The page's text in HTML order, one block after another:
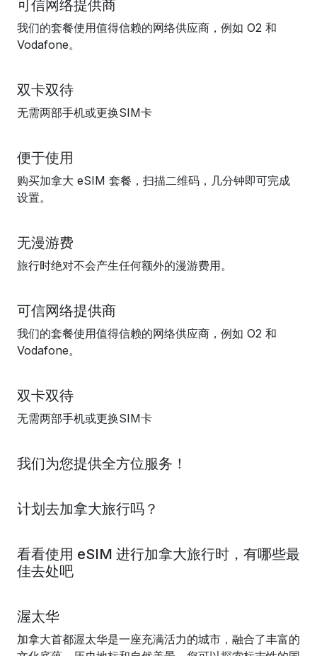
可信网络提供商
我们的套餐使用值得信赖的网络供应商，例如 O2 和
Vodafone。
双卡双待
无需两部手机或更换SIM卡
便于使用
购买加拿大 eSIM 套餐，扫描二维码，几分钟即可完成
设置。
无漫游费
旅行时绝对不会产生任何额外的漫游费用。
可信网络提供商
我们的套餐使用值得信赖的网络供应商，例如 O2 和
Vodafone。
双卡双待
无需两部手机或更换SIM卡
我们为您提供全方位服务！
计划去加拿大旅行吗？
看看使用 eSIM 进行加拿大旅行时，有哪些最
佳去处吧
渥太华
加拿大首都渥太华是一座充满活力的城市，融合了丰富的